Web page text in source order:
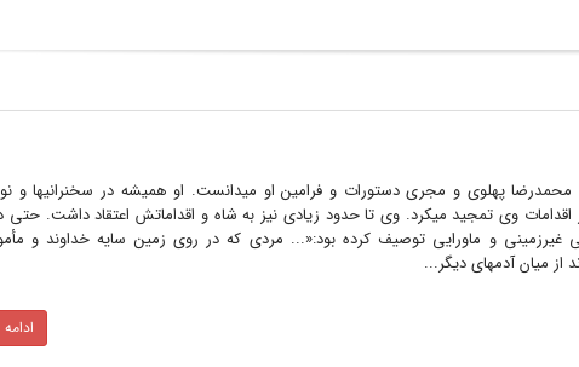
پهلوی و مجری دستورات و فرامین او میدانست. او همیشه در سخنرانیها و
وی تمجید میکرد. وی تا حدود زیادی نیز به شاه و اقداماتش اعتقاد داشت. حتی
و ماورایی توصیف کرده بود:«... مردی که در روی زمین سایه خداوند و
از میان آدمهای دیگر...